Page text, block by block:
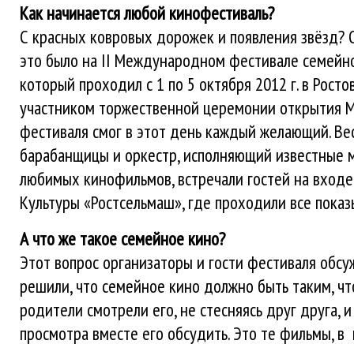
Как начинается любой кинофестиваль?
С красных ковровых дорожек и появления звёзд?
это было на II Международном фестивале
который проходил с 1 по 5 октября 2012 г. в
участником торжественной церемонии открытия
фестиваля смог в этот день каждый желающий.
барабанщицы и оркестр, исполняющий известные
любимых кинофильмов, встречали гостей на
Культуры «Ростсельмаш», где проходили все
А что же такое семейное кино?
Этот вопрос организаторы и гости фестиваля
решили, что семейное кино должно быть таким,
родители смотрели его, не стесняясь друг друга,
просмотра вместе его обсудить. Это те фильмы,